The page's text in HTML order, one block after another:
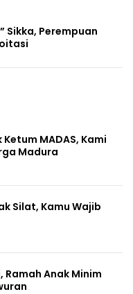
Sikka, Perempuan
MADAS, Kami
Madura
Silat, Kamu Wajib
Ramah Anak Minim